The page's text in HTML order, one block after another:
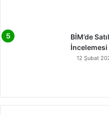
BİM’de
İncelemesi
12 Şubat